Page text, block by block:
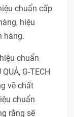
chuẩn cấp
hiệu
hàng.
chuẩn
G-TECH
về chất
chuẩn
rằng sẽ